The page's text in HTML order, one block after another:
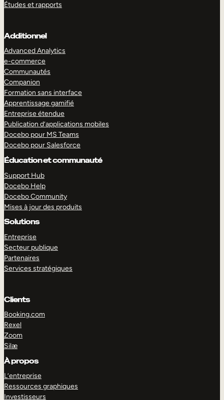
Études et rapports
Additionnel
Advanced Analytics
e-commerce
Communautés
Companion
Formation sans interface
Apprentissage gamifié
Entreprise étendue
Publication d’applications mobiles
Docebo pour MS Teams
Docebo pour Salesforce
Éducation et communauté
Support Hub
Docebo Help
Docebo Community
Mises à jour des produits
Solutions
Entreprise
Secteur publique
Partenaires
Services stratégiques
Clients
Booking.com
Rexel
Zoom
Silæ
À propos
L’entreprise
Ressources graphiques
Investisseurs